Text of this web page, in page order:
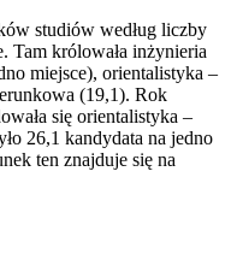
studiów według liczby
Tam królowała inżynieria
miejsce), orientalistyka –
(19,1). Rok
się orientalistyka –
26,1 kandydata na jedno
ten znajduje się na